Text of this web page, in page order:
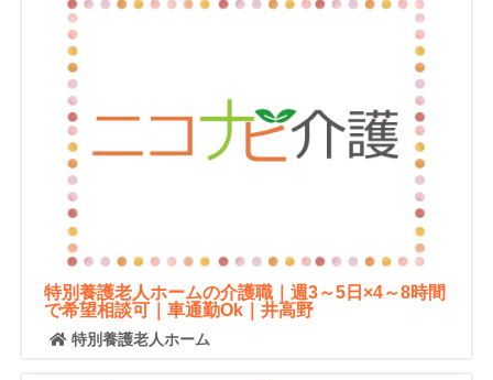
特別養護老人ホームの介護職｜週3～5日×4～8時間
で希望相談可｜車通勤Ok｜井高野
特別養護老人ホーム